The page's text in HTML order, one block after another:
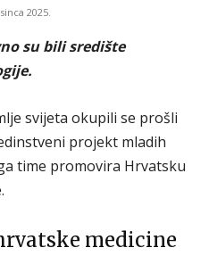
2025.
su bili središte
svijeta okupili se prošli
projekt mladih
time promovira Hrvatsku
medicine